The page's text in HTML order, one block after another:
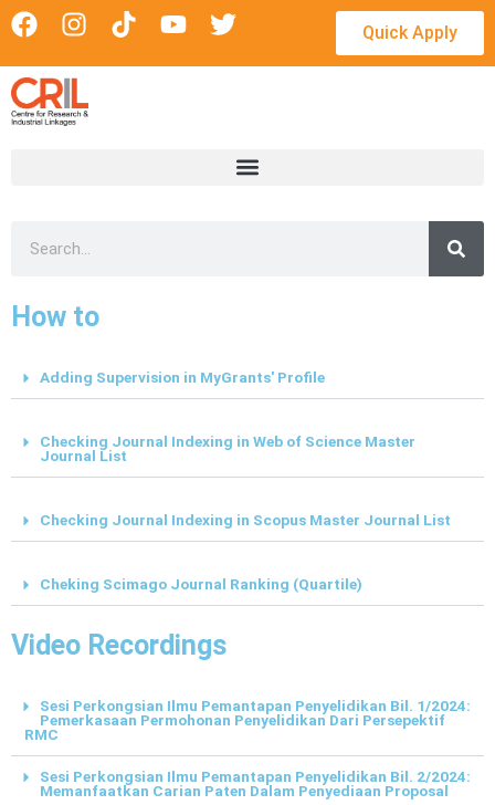
Skip
to
Quick Apply
r
cHow to
Adding Supervision in MyGrants' Profile
Checking Journal Indexing in Web of Science Master
Journal List
Checking Journal Indexing in Scopus Master Journal List
Cheking Scimago Journal Ranking (Quartile)
Video Recordings
Sesi Perkongsian Ilmu Pemantapan Penyelidikan Bil. 1/2024:
Pemerkasaan Permohonan Penyelidikan Dari Persepektif
RMC
Sesi Perkongsian Ilmu Pemantapan Penyelidikan Bil. 2/2024:
Memanfaatkan Carian Paten Dalam Penyediaan Proposal